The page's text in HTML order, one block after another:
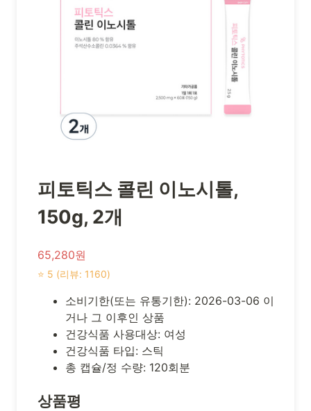
피토틱스 콜린 이노시톨,
150g, 2개
65,280원
⭐ 5 (리뷰: 1160)
소비기한(또는 유통기한): 2026-03-06 이
거나 그 이후인 상품
건강식품 사용대상: 여성
건강식품 타입: 스틱
총 캡슐/정 수량: 120회분
상품평